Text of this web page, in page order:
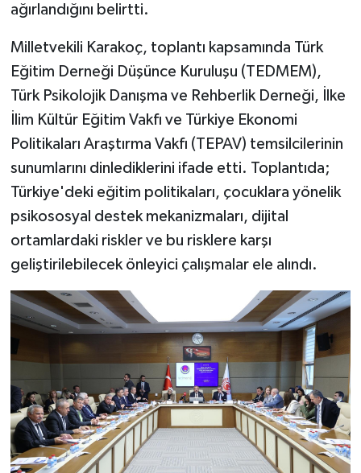
ağırlandığını belirtti.
Milletvekili Karakoç, toplantı kapsamında Türk
Eğitim Derneği Düşünce Kuruluşu (TEDMEM),
Türk Psikolojik Danışma ve Rehberlik Derneği, İlke
İlim Kültür Eğitim Vakfı ve Türkiye Ekonomi
Politikaları Araştırma Vakfı (TEPAV) temsilcilerinin
sunumlarını dinlediklerini ifade etti. Toplantıda;
Türkiye'deki eğitim politikaları, çocuklara yönelik
psikososyal destek mekanizmaları, dijital
ortamlardaki riskler ve bu risklere karşı
geliştirilebilecek önleyici çalışmalar ele alındı.